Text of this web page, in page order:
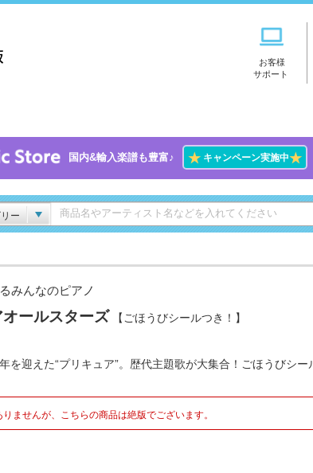
お客様
サポート
国内&輸入楽譜も豊富♪ ★キャンペーン実施中★
ー
みんなのピアノ
ールスターズ 【ごほうびシールつき！】
を迎えた“プリキュア”。歴代主題歌が大集合！ごほうびシー
ませんが、こちらの商品は絶版でございます。